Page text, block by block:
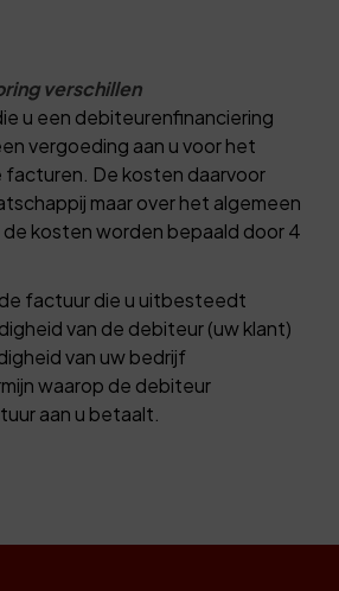
verschillen
u een debiteurenfinanciering
vergoeding aan u voor het
facturen. De kosten daarvoor
maar over het algemeen
kosten worden bepaald door 4
factuur die u uitbesteedt
van de debiteur (uw klant)
van uw bedrijf
waarop de debiteur
aan u betaalt.